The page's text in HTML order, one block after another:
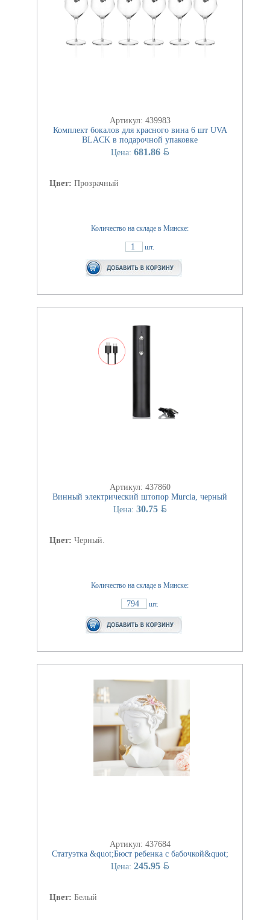
Артикул: 439983
Комплект бокалов для красного вина 6 шт UVA
BLACK в подарочной упаковке
Цена: 681.86 BYN
Цвет: Прозрачный
Количество на складе в Минске:
1 шт.
Артикул: 437860
Винный электрический штопор Murcia, черный
Цена: 30.75 BYN
Цвет: Черный.
Количество на складе в Минске:
794 шт.
Артикул: 437684
Статуэтка &quot;Бюст ребенка с бабочкой&quot;
Цена: 245.95 BYN
Цвет: Белый